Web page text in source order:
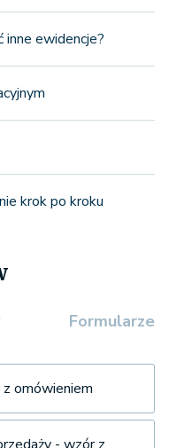
inne ewidencje?
krok po kroku
Formularze
omówieniem